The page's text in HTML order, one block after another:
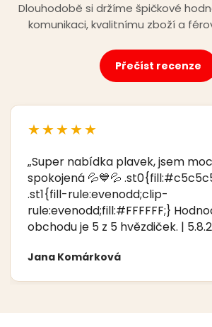
Dlouhodobě si držíme špičkové
komunikaci, kvalitnímu zboží a
Přečíst recenze
★★★★★
„Super nabídka plavek, jsem moc
spokojená 💦💙💦
.st1{fill-rule:evenodd;clip-
rule:evenodd;fill:#FFFFFF;}
obchodu je 5 z 5 hvězdiček. |
Jana Komárková